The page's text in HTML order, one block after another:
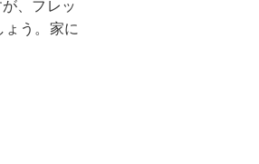
、フレッ
ょう。家に